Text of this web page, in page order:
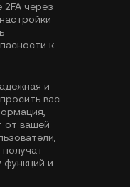
2FA через
к
и
вас
от вашей
функций и